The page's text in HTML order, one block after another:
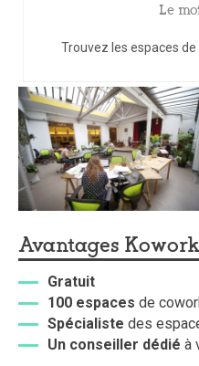
Le
Trouvez les espaces
Avantages
Gratuit
100 espaces de
Spécialiste des
Un conseiller dédié à